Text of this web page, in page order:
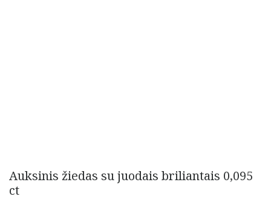
Auksinis žiedas su juodais briliantais 0,095
ct